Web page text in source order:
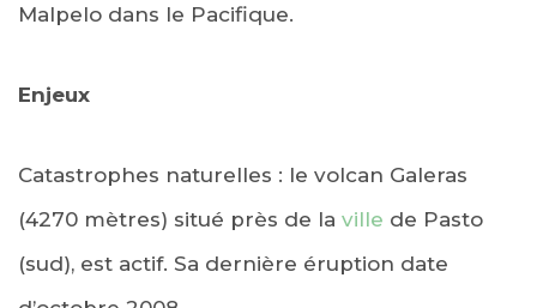
Malpelo dans le Pacifique.
Enjeux
Catastrophes naturelles : le volcan Galeras
(4270 mètres) situé près de la ville de Pasto
(sud), est actif. Sa dernière éruption date